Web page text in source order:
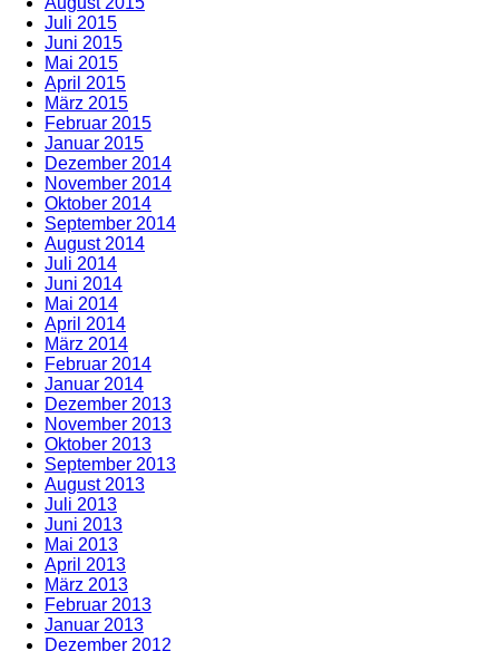
Juli 2015
Juni 2015
Mai 2015
April 2015
März 2015
Februar 2015
Januar 2015
Dezember 2014
November 2014
Oktober 2014
September 2014
August 2014
Juli 2014
Juni 2014
Mai 2014
April 2014
März 2014
Februar 2014
Januar 2014
Dezember 2013
November 2013
Oktober 2013
September 2013
August 2013
Juli 2013
Juni 2013
Mai 2013
April 2013
März 2013
Februar 2013
Januar 2013
Dezember 2012